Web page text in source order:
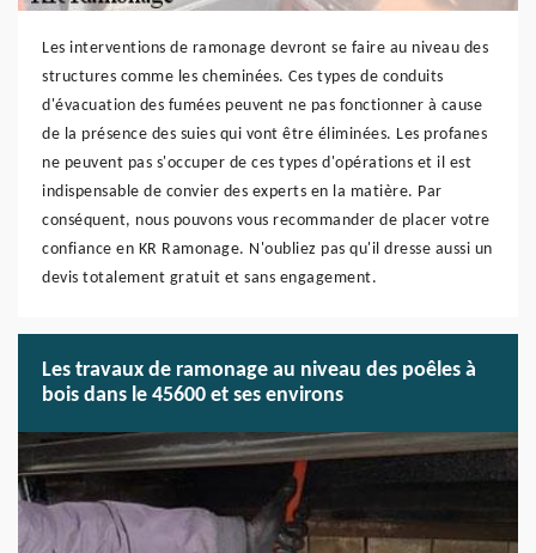
Les interventions de ramonage devront se faire au niveau des
structures comme les cheminées. Ces types de conduits
d'évacuation des fumées peuvent ne pas fonctionner à cause
de la présence des suies qui vont être éliminées. Les profanes
ne peuvent pas s'occuper de ces types d'opérations et il est
indispensable de convier des experts en la matière. Par
conséquent, nous pouvons vous recommander de placer votre
confiance en KR Ramonage. N'oubliez pas qu'il dresse aussi un
devis totalement gratuit et sans engagement.
Les travaux de ramonage au niveau des poêles à
bois dans le 45600 et ses environs